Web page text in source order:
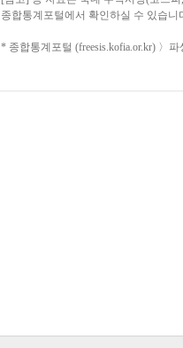
종합통계포털에서 확인하실 수 있습니
* 종합통계포털 (freesis.kofia.or.kr) 〉